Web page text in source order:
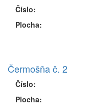
Číslo:
Plocha:
Čermošňa č. 2
Číslo:
Plocha: